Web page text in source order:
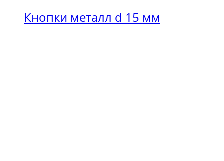
Кнопки металл d 15 мм